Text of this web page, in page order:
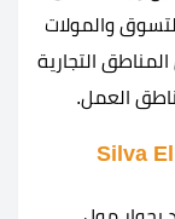
والمولات
التجارية
العمل.